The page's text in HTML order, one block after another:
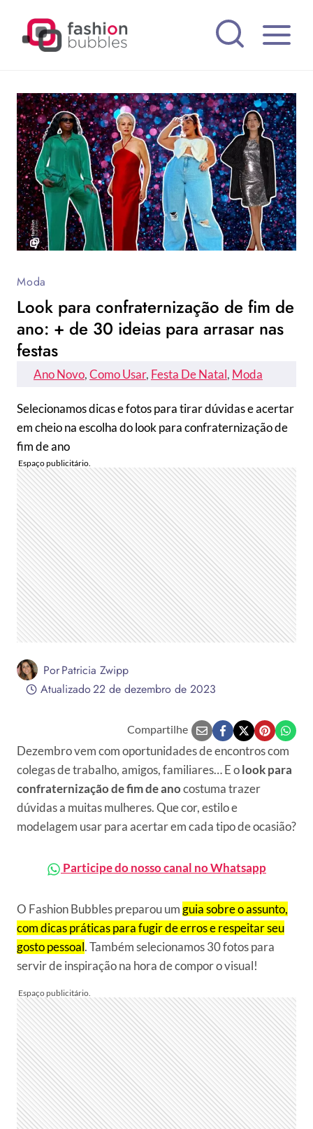
Moda
Look para confraternização de fim de
ano: + de 30 ideias para arrasar nas
festas
Ano Novo, Como Usar, Festa De Natal, Moda
Selecionamos dicas e fotos para tirar dúvidas e acertar
em cheio na escolha do look para confraternização de
fim de ano
PorPatricia Zwipp
Atualizado22 de dezembro de 2023
Compartilhe
Dezembro vem com oportunidades de encontros com
colegas de trabalho, amigos, familiares… E olook para
confraternização de fim de anocostuma trazer
dúvidas a muitas mulheres. Que cor, estilo e
modelagem usar para acertar em cada tipo de ocasião?
Participe do nosso canal no Whatsapp
O Fashion Bubbles preparou um guia sobre o assunto,
com dicas práticas para fugir de erros e respeitar seu
gosto pessoal. Também selecionamos 30 fotos para
servir de inspiração na hora de compor o visual!